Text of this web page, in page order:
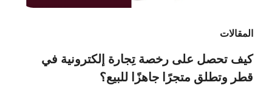
المقالات
كيف تحصل على رخصة تِجارة إلكترونية في
قطر وتطلق متجرًا جاهزًا للبيع؟